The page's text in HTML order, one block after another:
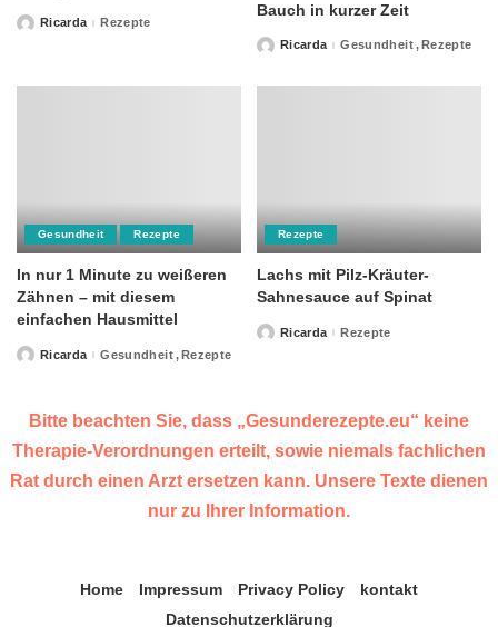
PostedRicarda Rezepte
Bauch in kurzer Zeit
PostedRicarda Gesundheit Rezepte
Gesundheit Rezepte
In nur 1 Minute zu weißeren
Zähnen – mit diesem
einfachen Hausmittel
PostedRicarda Gesundheit Rezepte
Rezepte
Lachs mit Pilz-Kräuter-
Sahnesauce auf Spinat
PostedRicarda Rezepte
Bitte beachten Sie, dass „Gesunderezepte.eu“ keine
Therapie-Verordnungen erteilt, sowie niemals fachlichen
Rat durch einen Arzt ersetzen kann. Unsere Texte dienen
nur zu Ihrer Information.
Home Impressum Privacy Policy
kontakt
Datenschutzerklärung